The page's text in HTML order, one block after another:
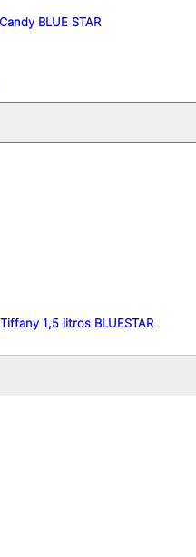
BLUE STAR
1,5 litros BLUESTAR